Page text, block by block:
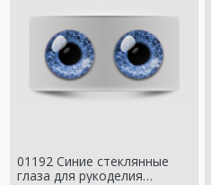
01192 Синие стеклянные
глаза для рукоделия